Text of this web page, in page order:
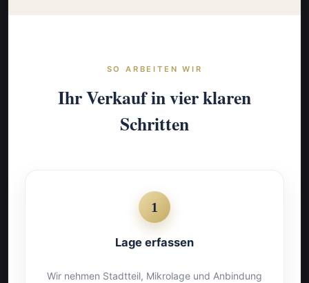
SO ARBEITEN WIR
Ihr Verkauf in vier klaren
Schritten
1
Lage erfassen
Wir nehmen Stadtteil, Mikrolage und Anbindung